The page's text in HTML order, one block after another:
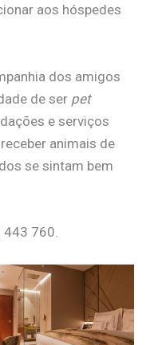
aos hóspedes
dos amigos
de ser pet
e serviços
animais de
se sintam bem
760.